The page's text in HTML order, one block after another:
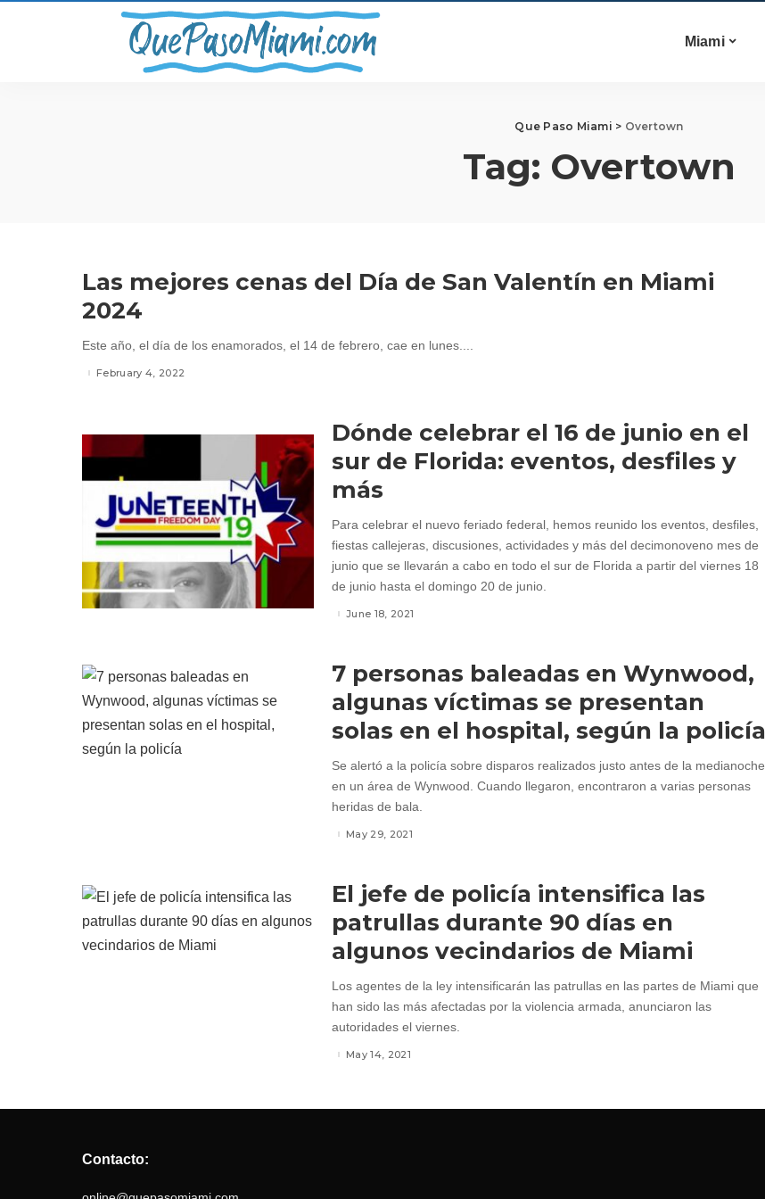
Miami
Que Paso Miami > Overtown
Tag: Overtown
Las mejores cenas del Día de San Valentín en Miami
2024
Este año, el día de los enamorados, el 14 de febrero, cae en lunes....
February 4, 2022
Dónde celebrar el 16 de junio en el
sur de Florida: eventos, desfiles y
más
Para celebrar el nuevo feriado federal, hemos reunido los eventos, desfiles,
fiestas callejeras, discusiones, actividades y más del decimonoveno mes de
junio que se llevarán a cabo en todo el sur de Florida a partir del viernes 18
de junio hasta el domingo 20 de junio.
June 18, 2021
7 personas baleadas en Wynwood,
algunas víctimas se presentan
solas en el hospital, según la policía
Se alertó a la policía sobre disparos realizados justo antes de la medianoche
en un área de Wynwood. Cuando llegaron, encontraron a varias personas
heridas de bala.
May 29, 2021
El jefe de policía intensifica las
patrullas durante 90 días en
algunos vecindarios de Miami
Los agentes de la ley intensificarán las patrullas en las partes de Miami que
han sido las más afectadas por la violencia armada, anunciaron las
autoridades el viernes.
May 14, 2021
Contacto: